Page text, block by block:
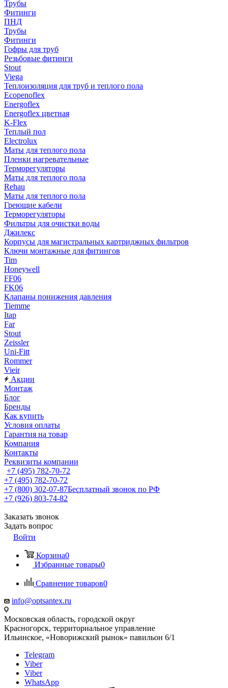
Трубы
Фитинги
ПНД
Трубы
Фитинги
Гофры для труб
Резьбовые фитинги
Stout
Viega
Теплоизоляция для труб и теплого пола
Ecopenoflex
Energoflex
Energoflex цветная
K-Flex
Теплый пол
Electrolux
Маты для теплого пола
Пленки нагревательные
Терморегуляторы
Маты для теплого пола
Rehau
Маты для теплого пола
Греющие кабели
Терморегуляторы
Фильтры для очистки воды
Джилекс
Корпусы для магистральных картриджных фильтров
Ключи монтажные для фитингов
Tim
Honeywell
FF06
FK06
Клапаны понижения давления
Tiemme
Itap
Far
Stout
Zeissler
Uni-Fitt
Rommer
Vieir
Акции
Монтаж
Блог
Бренды
Как купить
Условия оплаты
Гарантия на товар
Компания
Контакты
Реквизиты компании
+7 (495) 782-70-72
+7 (495) 782-70-72
+7 (800) 302-07-87Бесплатный звонок по РФ
+7 (926) 803-74-82
Заказать звонок
Задать вопрос
Войти
Корзина0
Избранные товары0
Сравнение товаров0
info@optsantex.ru
Московская область, городской округ
Красногорск, территориальное управление
Ильинское, «Новорижский рынок» павильон 6/1
Telegram
Viber
Viber
WhatsApp